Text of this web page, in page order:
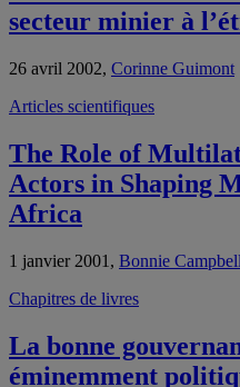
secteur minier à
26 avril 2002, Corinne Guimont
Articles scientifiques
The Role of
Actors in Shaping
Africa
1 janvier 2001, Bonnie Campbell
Chapitres de livres
La bonne
éminemment